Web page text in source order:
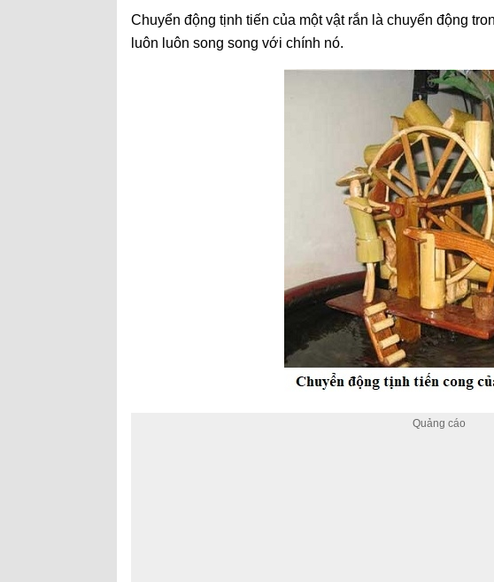
Chuyển động tịnh tiến của một vật rắn là chuyển động
luôn luôn song song với chính nó.